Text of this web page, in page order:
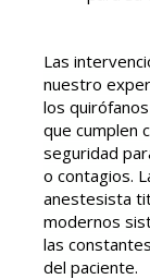
Las
nuestro
los
que cumplen
seguridad
o contagios.
anestesista
modernos
las
del paciente.